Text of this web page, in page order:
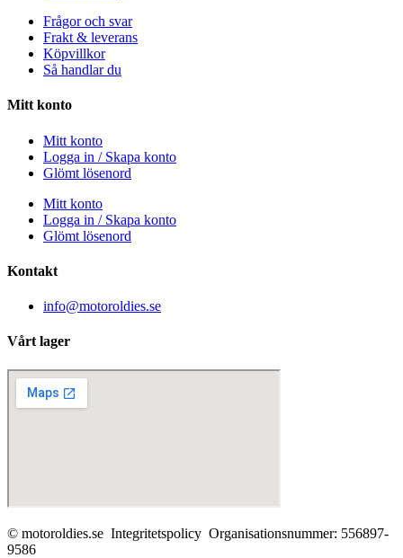
Frågor och svar
Frakt & leverans
Köpvillkor
Så handlar du
Mitt konto
Mitt konto
Logga in / Skapa konto
Glömt lösenord
Mitt konto
Logga in / Skapa konto
Glömt lösenord
Kontakt
info@motoroldies.se
Vårt lager
© motoroldies.se Integritetspolicy Organisationsnummer: 556897-
9586